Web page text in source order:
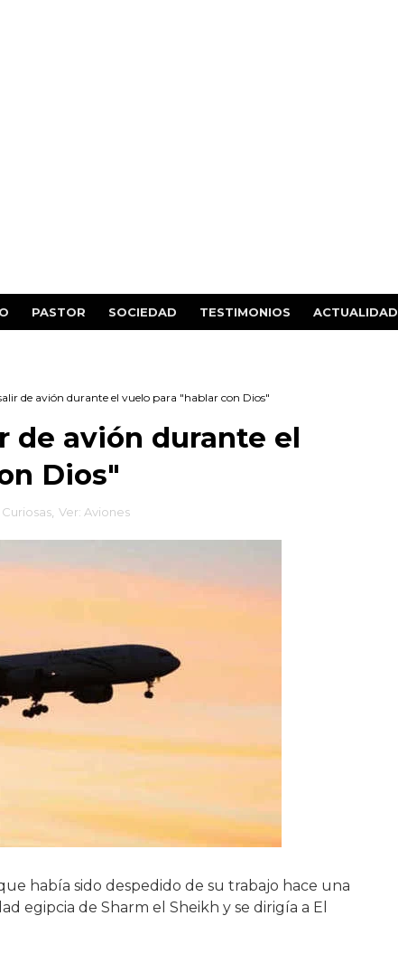
PASTOR SOCIEDAD TESTIMONIOS ACTUALIDAD
de avión durante el vuelo para "hablar con Dios"
de avión durante el
Dios"
, Ver: Aviones
había sido despedido de su trabajo hace una
egipcia de Sharm el Sheikh y se dirigía a El